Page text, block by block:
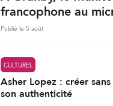
francophone au
Publié le 5 août
CULTUREL
Asher Lopez : créer
son authenticité